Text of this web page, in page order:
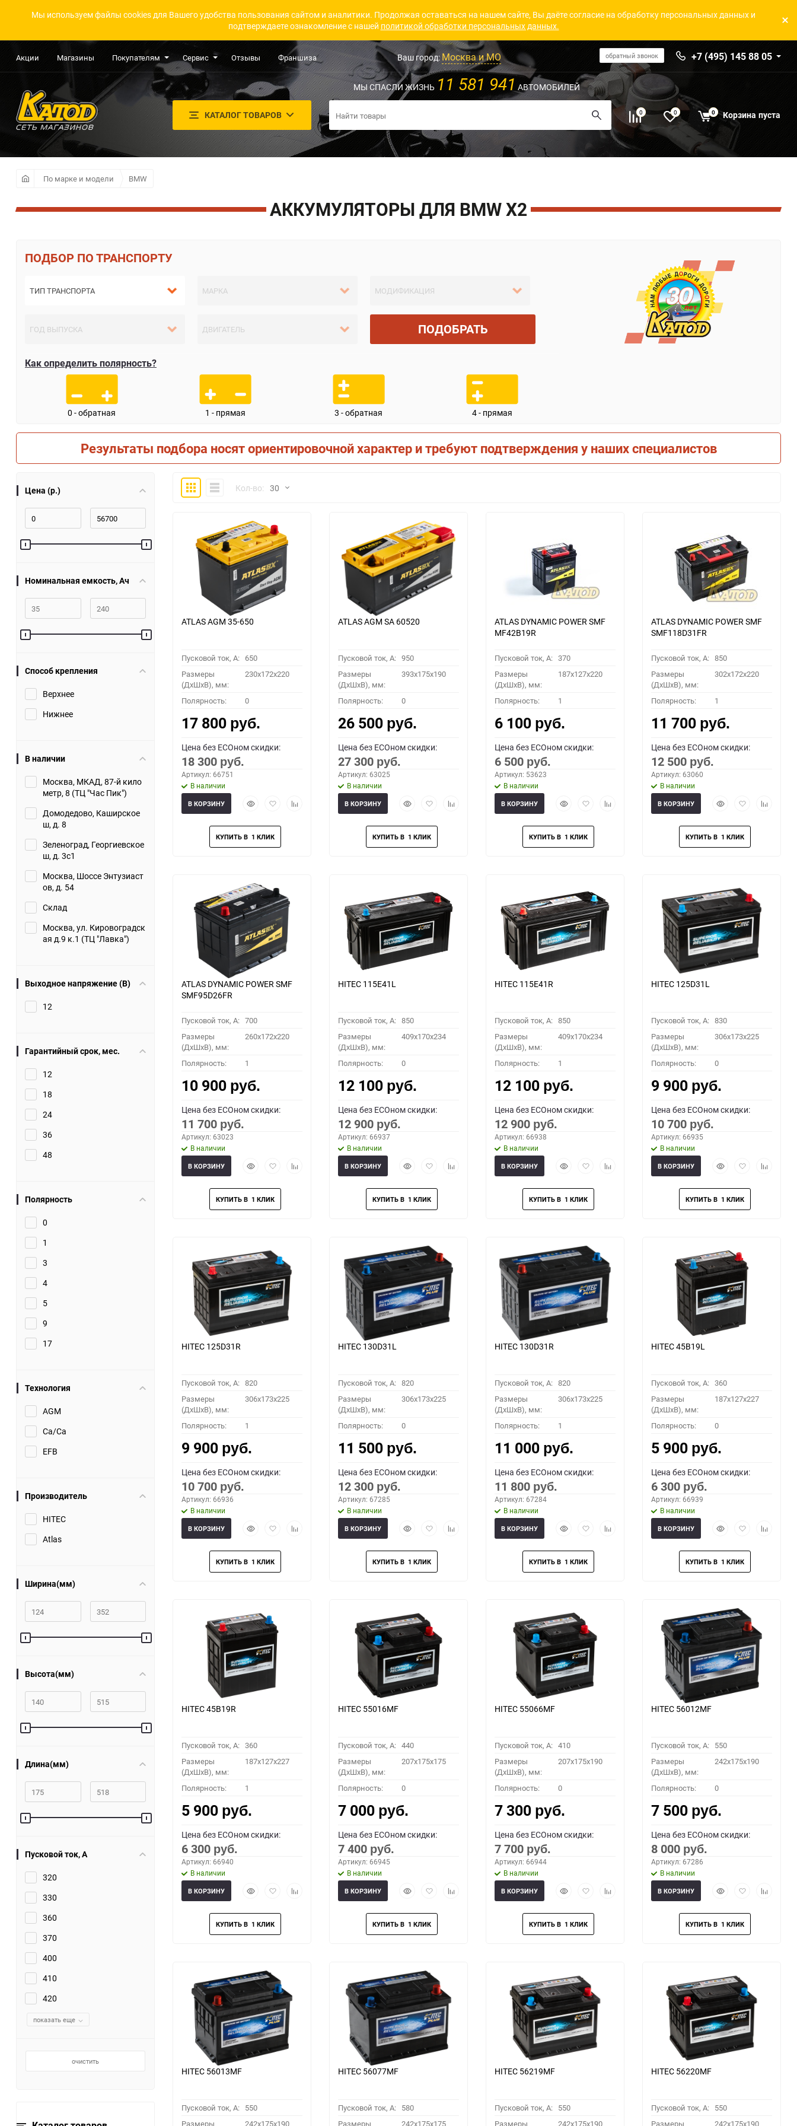
Мы используем файлы cookies для Вашего удобства пользования сайтом и аналитики. Продолжая оставаться на нашем сайте, Вы даёте согласие на обработку персональных данных и
подтверждаете ознакомление с нашей политикой обработки персональных данных.
Акции Магазины Покупателям Сервис Отзывы Франшиза Ваш город:Москва и МО обратный звонок +7 (495) 145 88 05
КАТАЛОГ ТОВАРОВ
МЫ СПАСЛИ ЖИЗНЬ 11 581 941 АВТОМОБИЛЕЙ
0 0 0 Корзина пуста
По марке и модели BMW
АККУМУЛЯТОРЫ ДЛЯ BMW X2
ПО ТРАНСПОРТУ
ПОДОБРАТЬ
Как определить полярность?
0 - обратная 1 - прямая 3 - обратная 4 - прямая
Результаты подбора носят ориентировочной характер и требуют подтверждения у наших специалистов
Цена (р.)
Номинальная емкость, Ач
Способ крепления
Верхнее
Нижнее
В наличии
Москва, МКАД, 87-й кило
метр, 8 (ТЦ "Час Пик")
Домодедово, Каширское
ш, д. 8
Зеленоград, Георгиевское
ш, д. 3с1
Москва, Шоссе Энтузиаст
ов, д. 54
Склад
Москва, ул. Кировоградск
ая д.9 к.1 (ТЦ "Лавка")
Выходное напряжение (В)
12
Гарантийный срок, мес.
12
18
24
36
48
Полярность
0
1
3
4
5
9
17
Технология
AGM
Ca/Ca
EFB
Производитель
HITEC
Atlas
Ширина(мм)
Высота(мм)
Длина(мм)
Пусковой ток, A
320
330
360
370
400
410
420
показать еще
очистить
ПлиткаКомпактноКол-во: 30
30
60
90
150
ATLAS AGM 35-650
Пусковой ток, A: 650
Размеры
(ДхШхВ), мм:
230x172x220
Полярность: 0
17 800 руб.
Цена без ECOном скидки:
18 300 руб.
Артикул: 66751
В наличии
БыстрыйДобавить
избранное
Добавить
В КОРЗИНУ
ATLAS AGM SA 60520
Пусковой ток, A: 950
Размеры
(ДхШхВ), мм:
393x175x190
Полярность: 0
26 500 руб.
Цена без ECOном скидки:
27 300 руб.
Артикул: 63025
В наличии
БыстрыйДобавить
избранное
Добавить
В КОРЗИНУ
ATLAS DYNAMIC POWER SMF
MF42B19R
Пусковой ток, A: 370
Размеры
(ДхШхВ), мм:
187x127x220
Полярность: 1
6 100 руб.
Цена без ECOном скидки:
6 500 руб.
Артикул: 53623
В наличии
БыстрыйДобавить
избранное
Добавить
В КОРЗИНУ
ATLAS DYNAMIC POWER SMF
SMF118D31FR
Пусковой ток, A: 850
Размеры
(ДхШхВ), мм:
302x172x220
Полярность: 1
11 700 руб.
Цена без ECOном скидки:
12 500 руб.
Артикул: 63060
В наличии
БыстрыйДобавить
избранное
Добавить
В КОРЗИНУ
ATLAS DYNAMIC POWER SMF
SMF95D26FR
Пусковой ток, A: 700
Размеры
(ДхШхВ), мм:
260x172x220
Полярность: 1
10 900 руб.
Цена без ECOном скидки:
11 700 руб.
Артикул: 63023
В наличии
БыстрыйДобавить
избранное
Добавить
В КОРЗИНУ
HITEC 115E41L
Пусковой ток, A: 850
Размеры
(ДхШхВ), мм:
409x170x234
Полярность: 0
12 100 руб.
Цена без ECOном скидки:
12 900 руб.
Артикул: 66937
В наличии
БыстрыйДобавить
избранное
Добавить
В КОРЗИНУ
HITEC 115E41R
Пусковой ток, A: 850
Размеры
(ДхШхВ), мм:
409x170x234
Полярность: 1
12 100 руб.
Цена без ECOном скидки:
12 900 руб.
Артикул: 66938
В наличии
БыстрыйДобавить
избранное
Добавить
В КОРЗИНУ
HITEC 125D31L
Пусковой ток, A: 830
Размеры
(ДхШхВ), мм:
306x173x225
Полярность: 0
9 900 руб.
Цена без ECOном скидки:
10 700 руб.
Артикул: 66935
В наличии
БыстрыйДобавить
избранное
Добавить
В КОРЗИНУ
HITEC 125D31R
Пусковой ток, A: 820
Размеры
(ДхШхВ), мм:
306x173x225
Полярность: 1
9 900 руб.
Цена без ECOном скидки:
10 700 руб.
Артикул: 66936
В наличии
БыстрыйДобавить
избранное
Добавить
В КОРЗИНУ
HITEC 130D31L
Пусковой ток, A: 820
Размеры
(ДхШхВ), мм:
306x173x225
Полярность: 0
11 500 руб.
Цена без ECOном скидки:
12 300 руб.
Артикул: 67285
В наличии
БыстрыйДобавить
избранное
Добавить
В КОРЗИНУ
HITEC 130D31R
Пусковой ток, A: 820
Размеры
(ДхШхВ), мм:
306x173x225
Полярность: 1
11 000 руб.
Цена без ECOном скидки:
11 800 руб.
Артикул: 67284
В наличии
БыстрыйДобавить
избранное
Добавить
В КОРЗИНУ
HITEC 45B19L
Пусковой ток, A: 360
Размеры
(ДхШхВ), мм:
187x127x227
Полярность: 0
5 900 руб.
Цена без ECOном скидки:
6 300 руб.
Артикул: 66939
В наличии
БыстрыйДобавить
избранное
Добавить
В КОРЗИНУ
HITEC 45B19R
Пусковой ток, A: 360
Размеры
(ДхШхВ), мм:
187x127x227
Полярность: 1
5 900 руб.
Цена без ECOном скидки:
6 300 руб.
Артикул: 66940
В наличии
БыстрыйДобавить
избранное
Добавить
В КОРЗИНУ
HITEC 55016MF
Пусковой ток, A: 440
Размеры
(ДхШхВ), мм:
207x175x175
Полярность: 0
7 000 руб.
Цена без ECOном скидки:
7 400 руб.
Артикул: 66945
В наличии
БыстрыйДобавить
избранное
Добавить
В КОРЗИНУ
HITEC 55066MF
Пусковой ток, A: 410
Размеры
(ДхШхВ), мм:
207x175x190
Полярность: 0
7 300 руб.
Цена без ECOном скидки:
7 700 руб.
Артикул: 66944
В наличии
БыстрыйДобавить
избранное
Добавить
В КОРЗИНУ
HITEC 56012MF
Пусковой ток, A: 550
Размеры
(ДхШхВ), мм:
242x175x190
Полярность: 0
7 500 руб.
Цена без ECOном скидки:
8 000 руб.
Артикул: 67286
В наличии
БыстрыйДобавить
избранное
Добавить
В КОРЗИНУ
HITEC 56013MF
Пусковой ток, A: 550
HITEC 56077MF
Пусковой ток, A: 580
HITEC 56219MF
Пусковой ток, A: 550
HITEC 56220MF
Пусковой ток, A: 550